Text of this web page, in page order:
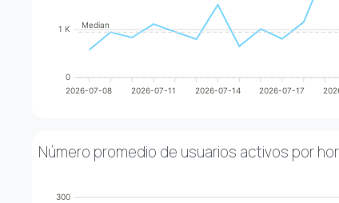
0
1 K
2026-07-08 2026-07-11 2026-07-14 2026-07-17
Median
Número promedio de usuarios activos por
300